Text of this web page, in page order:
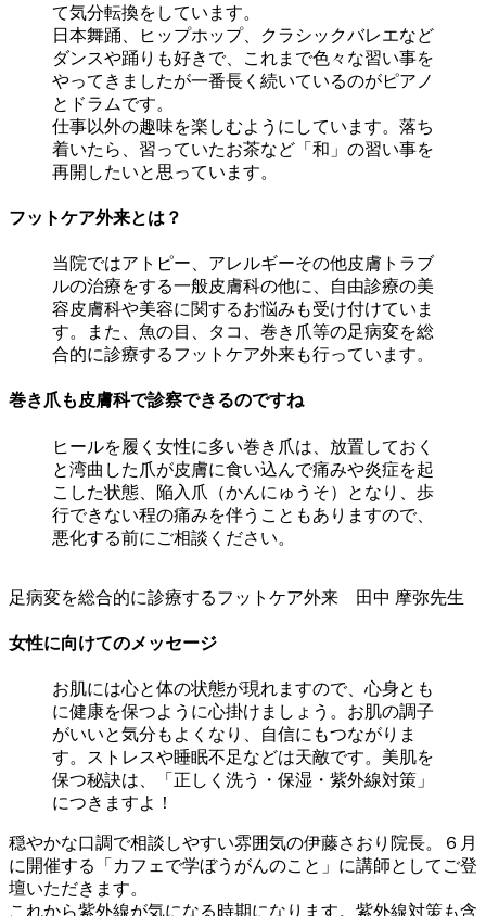
て気分転換をしています。
日本舞踊、ヒップホップ、クラシックバレエなど
ダンスや踊りも好きで、これまで色々な習い事を
やってきましたが一番長く続いているのがピアノ
とドラムです。
仕事以外の趣味を楽しむようにしています。落ち
着いたら、習っていたお茶など「和」の習い事を
再開したいと思っています。
フットケア外来とは？
当院ではアトピー、アレルギーその他皮膚トラブ
ルの治療をする一般皮膚科の他に、自由診療の美
容皮膚科や美容に関するお悩みも受け付けていま
す。また、魚の目、タコ、巻き爪等の足病変を総
合的に診療するフットケア外来も行っています。
巻き爪も皮膚科で診察できるのですね
ヒールを履く女性に多い巻き爪は、放置しておく
と湾曲した爪が皮膚に食い込んで痛みや炎症を起
こした状態、陥入爪（かんにゅうそ）となり、歩
行できない程の痛みを伴うこともありますので、
悪化する前にご相談ください。
足病変を総合的に診療するフットケア外来 田中 摩弥先生
女性に向けてのメッセージ
お肌には心と体の状態が現れますので、心身とも
に健康を保つように心掛けましょう。お肌の調子
がいいと気分もよくなり、自信にもつながりま
す。ストレスや睡眠不足などは天敵です。美肌を
保つ秘訣は、「正しく洗う・保湿・紫外線対策」
につきますよ！
穏やかな口調で相談しやすい雰囲気の伊藤さおり院長。６月
に開催する「カフェで学ぼうがんのこと」に講師としてご登
壇いただきます。
これから紫外線が気になる時期になります。紫外線対策も含